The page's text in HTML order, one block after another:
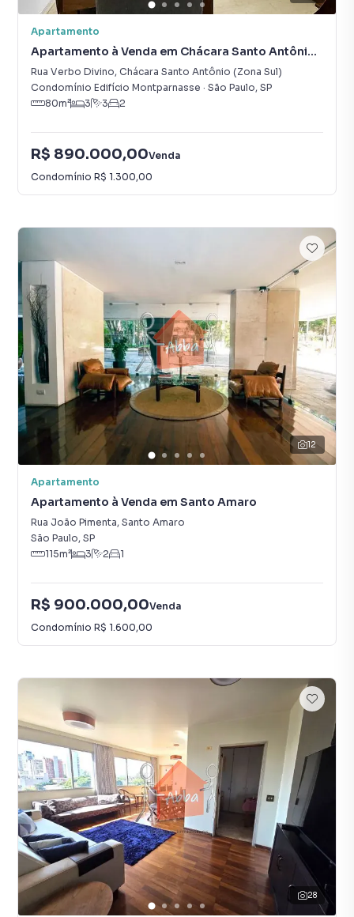
Apartamento
Apartamento à Venda em Chácara Santo Antônio
(Zona Sul)
Rua Verbo Divino, Chácara Santo Antônio (Zona Sul)
Condomínio Edifício Montparnasse · São Paulo, SP
80m² 3 3 2
R$ 890.000,00Venda
Condomínio R$ 1.300,00
12
Apartamento
Apartamento à Venda em Santo Amaro
Rua João Pimenta, Santo Amaro
São Paulo, SP
115m² 3 2 1
R$ 900.000,00Venda
Condomínio R$ 1.600,00
28